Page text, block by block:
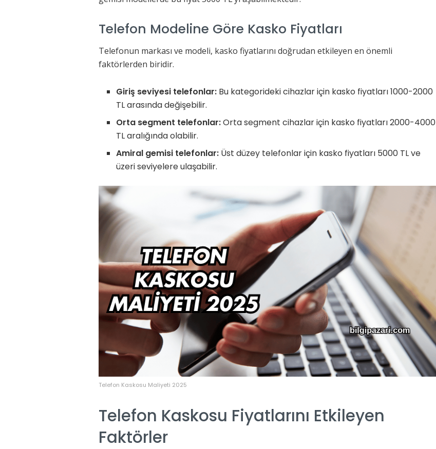
Telefon Modeline Göre Kasko Fiyatları
Telefonun markası ve modeli, kasko fiyatlarını doğrudan etkileyen en önemli
faktörlerden biridir.
Giriş seviyesi telefonlar: Bu kategorideki cihazlar için kasko fiyatları 1000-2000
TL arasında değişebilir.
Orta segment telefonlar:Orta segment cihazlar için kasko fiyatları 2000-4000
TL aralığında olabilir.
Amiral gemisi telefonlar: Üst düzey telefonlar için kasko fiyatları 5000 TL ve
üzeri seviyelere ulaşabilir.
Telefon Kaskosu Maliyeti 2025
Telefon Kaskosu Fiyatlarını Etkileyen
Faktörler